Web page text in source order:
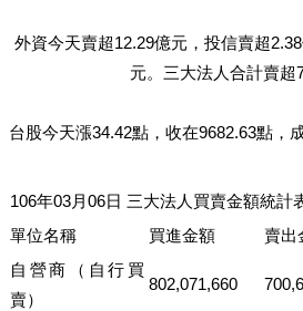
外資今天賣超12.29億元，投信賣超
元。三大法人合計賣超
台股今天漲34.42點，收在9682.63點，
106年03月06日 三大法人買賣金額統計
單位名稱
買進金額 賣出
自營商（自行買
賣）
802,071,660